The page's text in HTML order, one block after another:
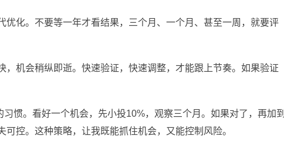
优化。不要等一年才看结果，三个月、一个月、甚至一周，就要评
，机会稍纵即逝。快速验证，快速调整，才能跟上节奏。如果验证
惯。看好一个机会，先小投10%，观察三个月。如果对了，再加到
控。这种策略，让我既能抓住机会，又能控制风险。